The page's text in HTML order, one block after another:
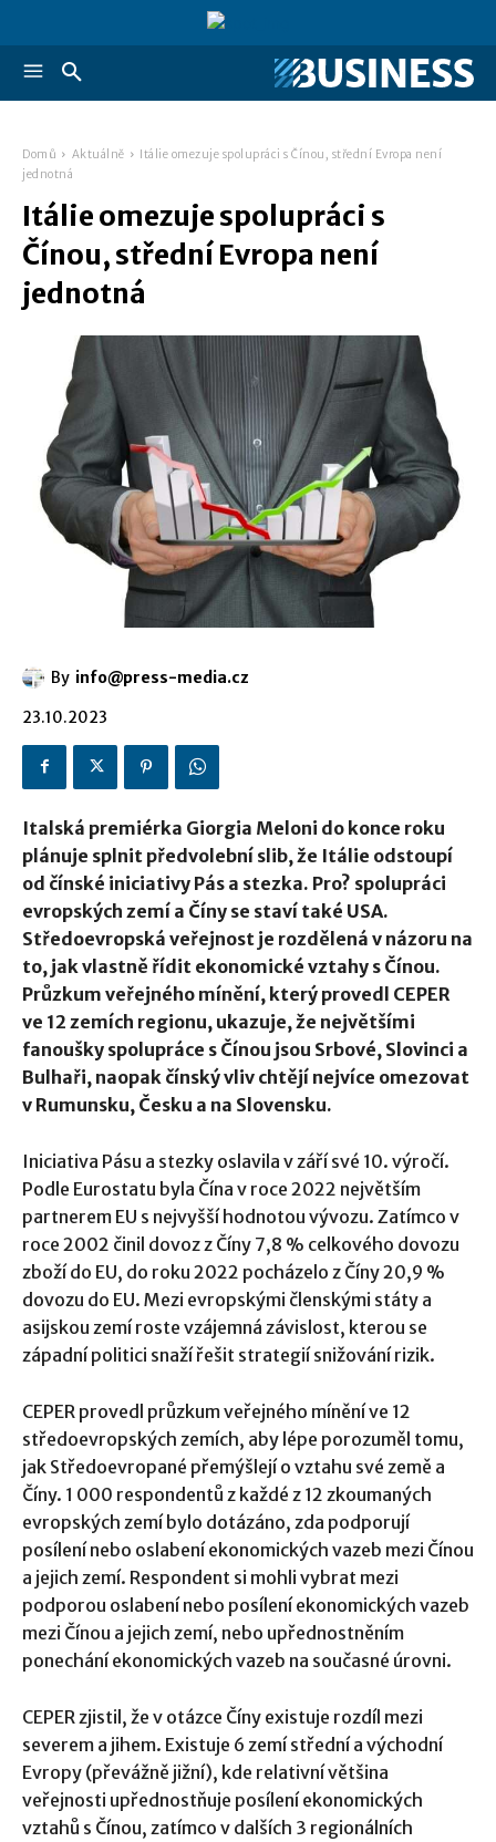
Domů Aktuálně
Itálie omezuje spolupráci s Čínou, střední Evropa není
jednotná
Itálie omezuje spolupráci s
Čínou, střední Evropa není
jednotná
By info@press-media.cz
23.10.2023
Italská premiérka Giorgia Meloni do konce roku
plánuje splnit předvolební slib, že Itálie odstoupí
od čínské iniciativy Pás a stezka. Pro? spolupráci
evropských zemí a Číny se staví také USA.
Středoevropská veřejnost je rozdělená v názoru na
to, jak vlastně řídit ekonomické vztahy s Čínou.
Průzkum veřejného mínění, který provedl CEPER
ve 12 zemích regionu, ukazuje, že největšími
fanoušky spolupráce s Čínou jsou Srbové, Slovinci a
Bulhaři, naopak čínský vliv chtějí nejvíce omezovat
v Rumunsku, Česku a na Slovensku.
Iniciativa Pásu a stezky oslavila v září své 10. výročí.
Podle Eurostatu byla Čína v roce 2022 největším
partnerem EU s nejvyšší hodnotou vývozu. Zatímco v
roce 2002 činil dovoz z Číny 7,8 % celkového dovozu
zboží do EU, do roku 2022 pocházelo z Číny 20,9 %
dovozu do EU. Mezi evropskými členskými státy a
asijskou zemí roste vzájemná závislost, kterou se
západní politici snaží řešit strategií snižování rizik.
CEPER provedl průzkum veřejného mínění ve 12
středoevropských zemích, aby lépe porozuměl tomu,
jak Středoevropané přemýšlejí o vztahu své země a
Číny. 1 000 respondentů z každé z 12 zkoumaných
evropských zemí bylo dotázáno, zda podporují
posílení nebo oslabení ekonomických vazeb mezi Čínou
a jejich zemí. Respondent si mohli vybrat mezi
podporou oslabení nebo posílení ekonomických vazeb
mezi Čínou a jejich zemí, nebo upřednostněním
ponechání ekonomických vazeb na současné úrovni.
CEPER zjistil, že v otázce Číny existuje rozdíl mezi
severem a jihem. Existuje 6 zemí střední a východní
Evropy (převážně jižní), kde relativní většina
veřejnosti upřednostňuje posílení ekonomických
vztahů s Čínou, zatímco v dalších 3 regionálních